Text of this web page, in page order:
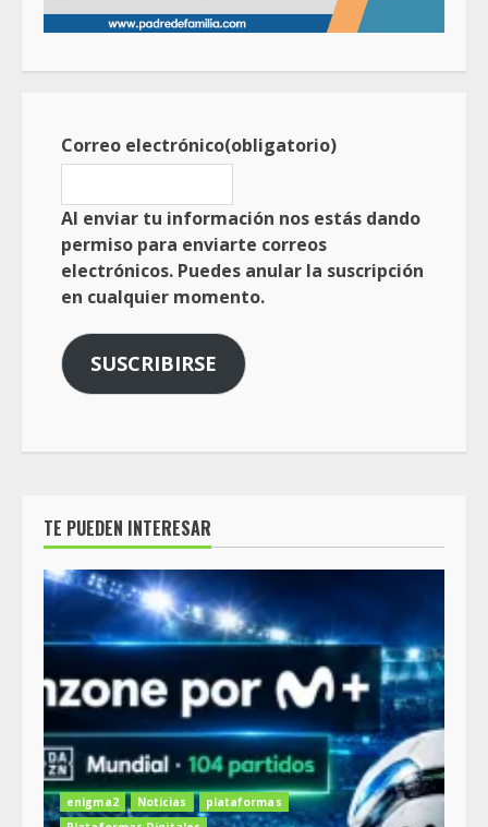
Correo electrónico(obligatorio)
Al enviar tu información nos estás dando
permiso para enviarte correos
electrónicos. Puedes anular la suscripción
en cualquier momento.
SUSCRIBIRSE
TE PUEDEN INTERESAR
enigma2 Noticias
plataformas